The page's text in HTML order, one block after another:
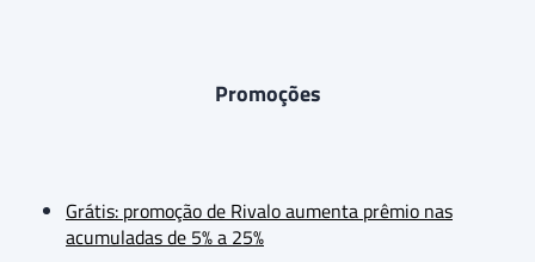
Promoções
Grátis: promoção de Rivalo aumenta prêmio nas
acumuladas de 5% a 25%